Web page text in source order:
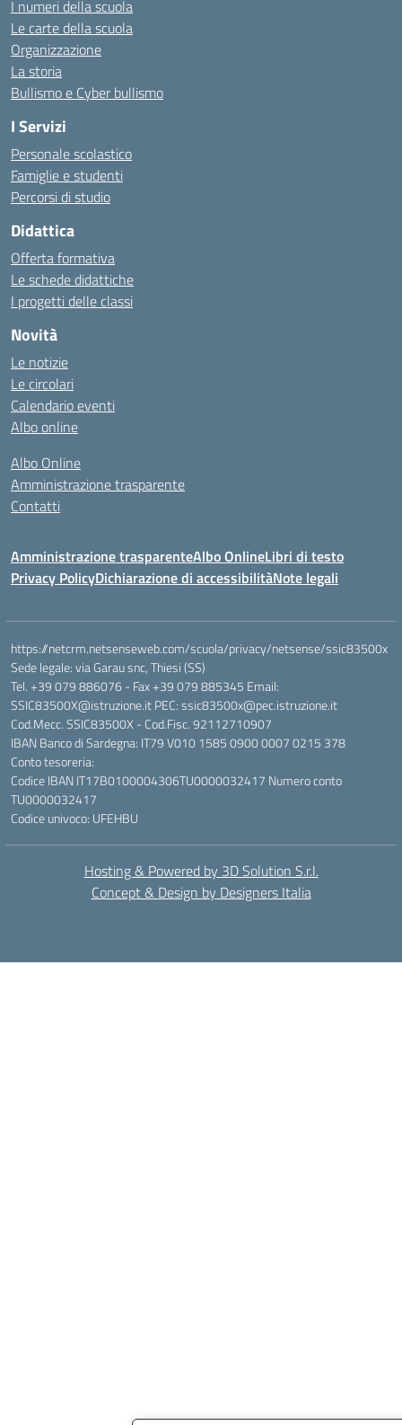
I numeri della scuola
Le carte della scuola
Organizzazione
La storia
Bullismo e Cyber bullismo
I Servizi
Personale scolastico
Famiglie e studenti
Percorsi di studio
Didattica
Offerta formativa
Le schede didattiche
I progetti delle classi
Novità
Le notizie
Le circolari
Calendario eventi
Albo online
Albo Online
Amministrazione trasparente
Contatti
Amministrazione trasparenteAlbo OnlineLibri di testo
Privacy PolicyDichiarazione di accessibilitàNote legali
https://netcrm.netsenseweb.com/scuola/privacy/netsense/ssic83500x
Sede legale: via Garau snc, Thiesi (SS)
Tel. +39 079 886076 - Fax +39 079 885345 Email:
SSIC83500X@istruzione.it PEC: ssic83500x@pec.istruzione.it
Cod.Mecc. SSIC83500X - Cod.Fisc. 92112710907
IBAN Banco di Sardegna: IT79 V010 1585 0900 0007 0215 378
Conto tesoreria:
Codice IBAN IT17B0100004306TU0000032417 Numero conto
TU0000032417
Codice univoco: UFEHBU
Hosting & Powered by 3D Solution S.r.l.
Concept & Design by Designers Italia